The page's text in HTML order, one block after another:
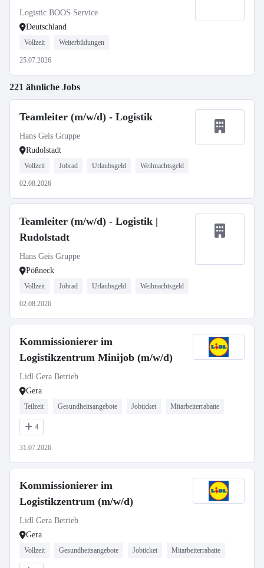
Logistic BOOS Service
Deutschland
Vollzeit Weiterbildungen
25.07.2026
221 ähnliche Jobs
Teamleiter (m/w/d) - Logistik
Hans Geis Gruppe
Rudolstadt
Vollzeit Jobrad Urlaubsgeld Weihnachtsgeld
02.08.2026
Teamleiter (m/w/d) - Logistik |
Rudolstadt
Hans Geis Gruppe
Pößneck
Vollzeit Jobrad Urlaubsgeld Weihnachtsgeld
02.08.2026
Kommissionierer im
Logistikzentrum Minijob (m/w/d)
Lidl Gera Betrieb
Gera
Teilzeit Gesundheitsangebote Jobticket Mitarbeiterrabatte
4
31.07.2026
Kommissionierer im
Logistikzentrum (m/w/d)
Lidl Gera Betrieb
Gera
Vollzeit Gesundheitsangebote Jobticket Mitarbeiterrabatte